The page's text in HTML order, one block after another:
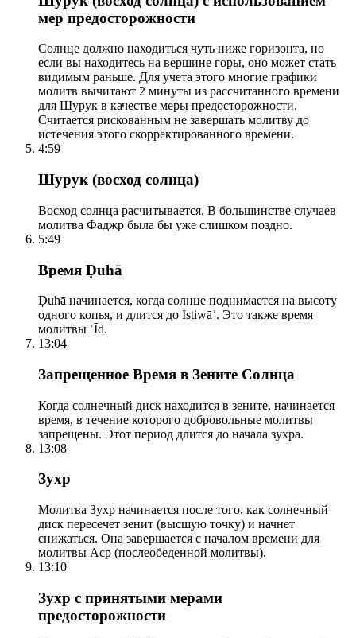
мер предосторожности
Солнце должно находиться чуть ниже горизонта, но
если вы находитесь на вершине горы, оно может стать
видимым раньше. Для учета этого многие графики
молитв вычитают 2 минуты из рассчитанного времени
для Шурук в качестве меры предосторожности.
Считается рискованным не завершать молитву до
истечения этого скорректированного времени.
4:59
Шурук (восход солнца)
Восход солнца расчитывается. В большинстве случаев
молитва Фаджр была бы уже слишком поздно.
5:49
Время Ḍuhā
Ḍuhā начинается, когда солнце поднимается на высоту
одного копья, и длится до Istiwāʾ. Это также время
молитвы ʿĪd.
13:04
Запрещенное Время в Зените Солнца
Когда солнечный диск находится в зените, начинается
время, в течение которого добровольные молитвы
запрещены. Этот период длится до начала зухра.
13:08
Зухр
Молитва Зухр начинается после того, как солнечный
диск пересечет зенит (высшую точку) и начнет
снижаться. Она завершается с началом времени для
молитвы Аср (послеобеденной молитвы).
13:10
Зухр с принятыми мерами
предосторожности